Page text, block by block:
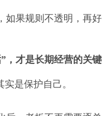
如果规则不透明，再好
，才是长期经营的关键
是保护自己。